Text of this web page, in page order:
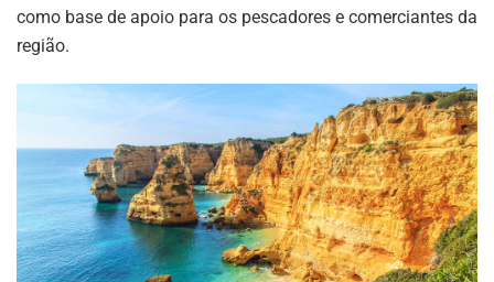
como base de apoio para os pescadores e comerciantes da
região.